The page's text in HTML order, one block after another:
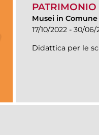
Musei in Comune
17/10/2022 - 30/06/
Didattica per le